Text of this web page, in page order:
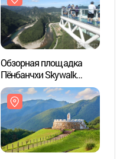
Обзорная площадка
Пёнбанчхи Skywalk
(병방치 스카이워크)